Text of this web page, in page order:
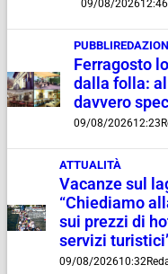
09/08/202612:46
Ferragosto
dalla folla:
davvero
09/08/202612:23
ATTUALITÀ
Vacanze sul
“Chiediamo
sui prezzi di
servizi
09/08/202610:32